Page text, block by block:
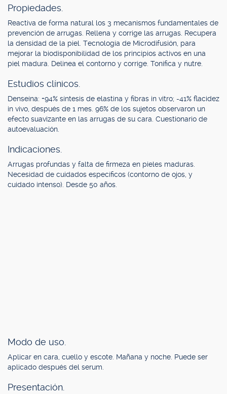
Propiedades.
Reactiva de forma natural los 3 mecanismos fundamentales de
prevención de arrugas. Rellena y corrige las arrugas. Recupera
la densidad de la piel. Tecnología de Microdifusión, para
mejorar la biodisponibilidad de los principios activos en una
piel madura. Delinea el contorno y corrige. Tonifica y nutre.
Estudios clínicos.
Denseína: +94% síntesis de elastina y fibras in vitro; -41% flacidez
in vivo, después de 1 mes. 96% de los sujetos observaron un
efecto suavizante en las arrugas de su cara. Cuestionario de
autoevaluación.
Indicaciones.
Arrugas profundas y falta de firmeza en pieles maduras.
Necesidad de cuidados específicos (contorno de ojos, y
cuidado intenso). Desde 50 años.
Modo de uso.
Aplicar en cara, cuello y escote. Mañana y noche. Puede ser
aplicado después del serum.
Presentación.